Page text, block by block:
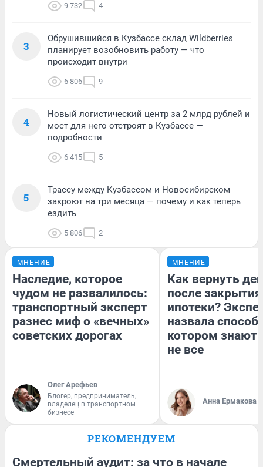
9 732 4
3
Обрушившийся в Кузбассе склад Wildberries
планирует возобновить работу — что
происходит внутри
6 806 9
4
Новый логистический центр за 2 млрд рублей и
мост для него отстроят в Кузбассе —
подробности
6 415 5
5
Трассу между Кузбассом и Новосибирском
закроют на три месяца — почему и как теперь
ездить
5 806 2
МНЕНИЕ
Наследие, которое
чудом не развалилось:
транспортный эксперт
разнес миф о «вечных»
советских дорогах
Олег Арефьев
Блогер, предприниматель,
владелец в транспортном
бизнесе
МНЕНИЕ
Как вернуть
после закрытия
ипотеки?
назвала
котором знают
не все
Анна Ермакова
РЕКОМЕНДУЕМ
Смертельный аудит: за что в начале